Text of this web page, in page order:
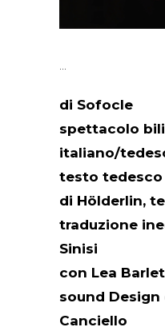
di Sofocle
spettacolo
italiano/
testo tedesco
di Hölderlin,
traduzione
Sinisi
con Lea
sound Design
Canciello